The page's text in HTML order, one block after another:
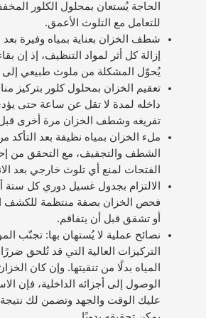
الحاجة يُستعان بمحلول الكلور
للتعامل مع التلوث الأعمق.
شطف الخزان بعناية بمياه وفيرة بعد
إزالة كل أثر لمواد التنظيف، إذ إن
يُحوّل المشكلة من ملوث طبيعي إلى
تعقيم الخزان بمحلول كلور بتركيز
داخله لمدة لا تقل عن ساعة حتى
تفريغه وشطف الخزان مرة أخرى قبل
ملء الخزان بمياه نظيفة بعد التأكد
الشطف والتجفيف، مع التحقق من
الفتحات لمنع أي تلوث خارجي بعد
الالتزام بجدول غسيل دوري كل ستة
فحص الخزان بصفة منتظمة للكشف
أو تشقق قبل أن يتفاقم.
نصائح عملية لا يُستهان بها: تجنّب
التركيزات العالية التي قد تُلحق
المياه بدلًا من تنقيتها. وإن كان
الوصول إلى أجزائه الداخلية، فإن
عليك الوقت والجهد وتضمن لك نتيجة